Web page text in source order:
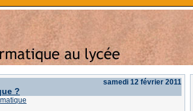
samedi 12 février 2011
?